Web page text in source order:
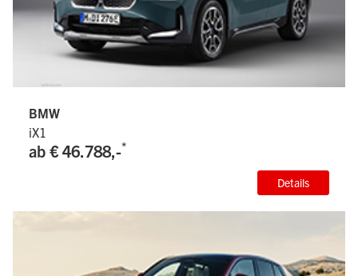
BMW
iX1
ab € 46.788,-*
Details